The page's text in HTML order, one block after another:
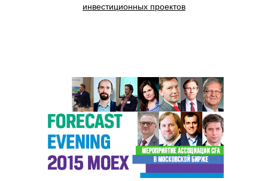
инвестиционных проектов